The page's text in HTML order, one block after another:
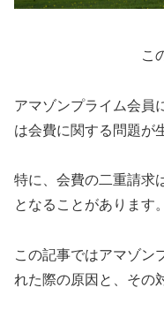
こ
アマゾンプライム会員
は会費に関する問題が
特に、会費の二重請求
となることがあります。
この記事ではアマゾン
れた際の原因と、その